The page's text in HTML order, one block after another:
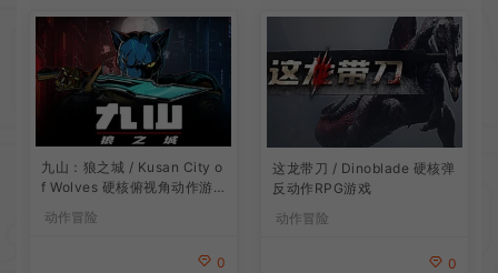
九山：狼之城 / Kusan City o
f Wolves 硬核俯视角动作游
动作冒险
0
这龙带刀 / Dinoblade 硬核弹
反动作RPG游戏
动作冒险
0